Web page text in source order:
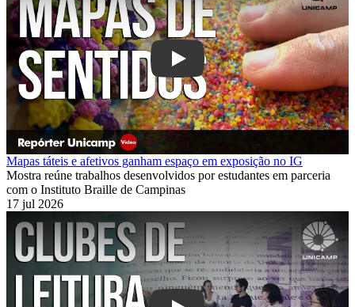
Play
Mapas táteis e afetivos ganham espaço em exposição no IG
Mostra reúne trabalhos desenvolvidos por estudantes em parceria
com o Instituto Braille de Campinas
17 jul 2026